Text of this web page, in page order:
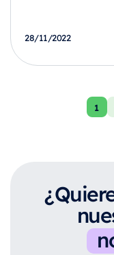
28/11/2022
1